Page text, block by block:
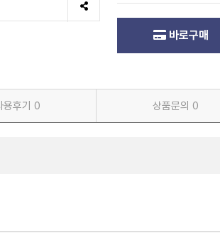
바로구매
용후기 0 상품문의 0